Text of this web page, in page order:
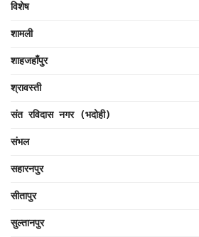
विशेष
शामली
शाहजहाँपुर
श्रावस्ती
संत रविदास नगर (भदोही)
संभल
सहारनपुर
सीतापुर
सुल्तानपुर